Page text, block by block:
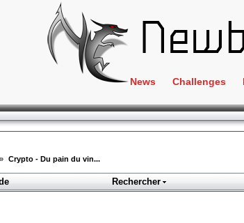
News Challenges
Crackme
ClientSide
Forensics
» Crypto - Du pain du vin...
Rechercher